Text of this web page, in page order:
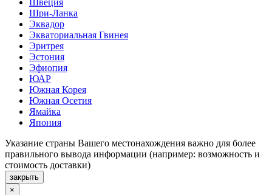
Шри-Ланка
Эквадор
Экваториальная Гвинея
Эритрея
Эстония
Эфиопия
ЮАР
Южная Корея
Южная Осетия
Ямайка
Япония
Указание страны Вашего местонахождения важно для более
правильного вывода информации (например: возможность и
стоимость доставки)
закрыть
×